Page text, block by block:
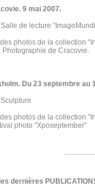
9 mai 2007.
de lecture
photos de la collection
Photographie de Cracovie.
Du 23 septembre au
photos de la collection
photo "Xposeptember"
dernières